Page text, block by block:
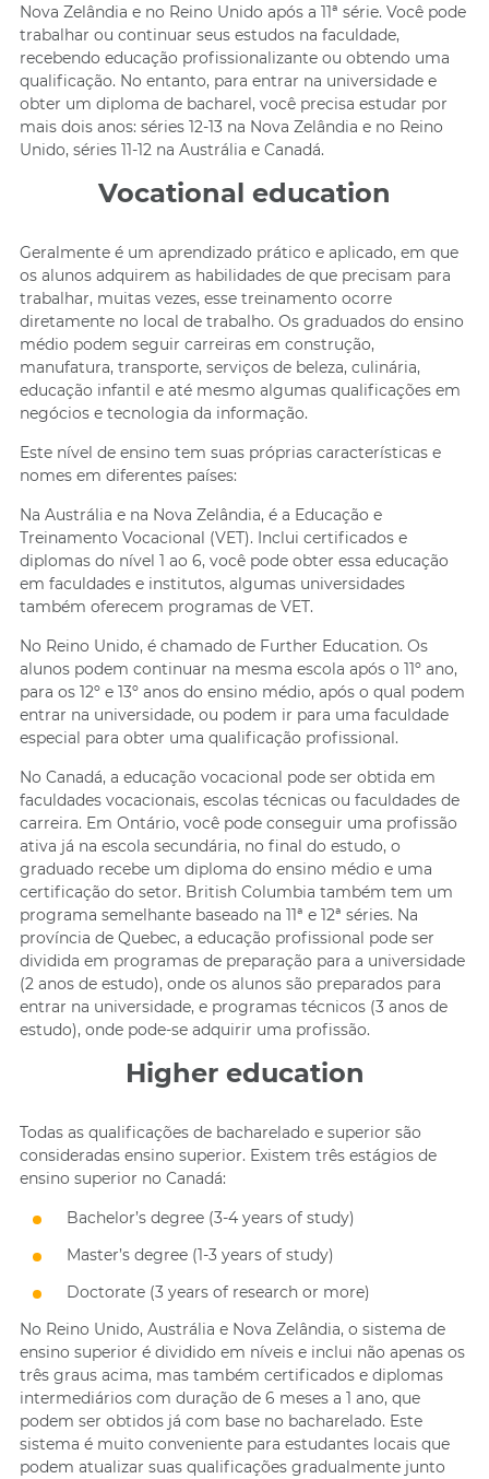
Nova Zelândia e no Reino Unido após a 11ª série. Você pode
trabalhar ou continuar seus estudos na faculdade,
recebendo educação profissionalizante ou obtendo uma
qualificação. No entanto, para entrar na universidade e
obter um diploma de bacharel, você precisa estudar por
mais dois anos: séries 12-13 na Nova Zelândia e no Reino
Unido, séries 11-12 na Austrália e Canadá.
Vocational education
Geralmente é um aprendizado prático e aplicado, em que
os alunos adquirem as habilidades de que precisam para
trabalhar, muitas vezes, esse treinamento ocorre
diretamente no local de trabalho. Os graduados do ensino
médio podem seguir carreiras em construção,
manufatura, transporte, serviços de beleza, culinária,
educação infantil e até mesmo algumas qualificações em
negócios e tecnologia da informação.
Este nível de ensino tem suas próprias características e
nomes em diferentes países:
Na Austrália e na Nova Zelândia, é a Educação e
Treinamento Vocacional (VET). Inclui certificados e
diplomas do nível 1 ao 6, você pode obter essa educação
em faculdades e institutos, algumas universidades
também oferecem programas de VET.
No Reino Unido, é chamado de Further Education. Os
alunos podem continuar na mesma escola após o 11º ano,
para os 12º e 13º anos do ensino médio, após o qual podem
entrar na universidade, ou podem ir para uma faculdade
especial para obter uma qualificação profissional.
No Canadá, a educação vocacional pode ser obtida em
faculdades vocacionais, escolas técnicas ou faculdades de
carreira. Em Ontário, você pode conseguir uma profissão
ativa já na escola secundária, no final do estudo, o
graduado recebe um diploma do ensino médio e uma
certificação do setor. British Columbia também tem um
programa semelhante baseado na 11ª e 12ª séries. Na
província de Quebec, a educação profissional pode ser
dividida em programas de preparação para a universidade
(2 anos de estudo), onde os alunos são preparados para
entrar na universidade, e programas técnicos (3 anos de
estudo), onde pode-se adquirir uma profissão.
Higher education
Todas as qualificações de bacharelado e superior são
consideradas ensino superior. Existem três estágios de
ensino superior no Canadá:
Bachelor’s degree (3-4 years of study)
Master’s degree (1-3 years of study)
Doctorate (3 years of research or more)
No Reino Unido, Austrália e Nova Zelândia, o sistema de
ensino superior é dividido em níveis e inclui não apenas os
três graus acima, mas também certificados e diplomas
intermediários com duração de 6 meses a 1 ano, que
podem ser obtidos já com base no bacharelado. Este
sistema é muito conveniente para estudantes locais que
podem atualizar suas qualificações gradualmente junto